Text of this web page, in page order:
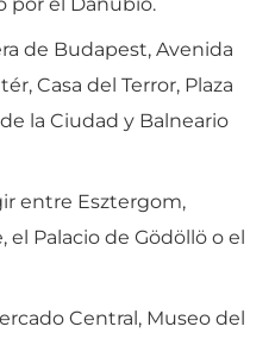
de Budapest, Avenida
Casa del Terror, Plaza
la Ciudad y Balneario
entre Esztergom,
el Palacio de Gödöllö o el
Central, Museo del